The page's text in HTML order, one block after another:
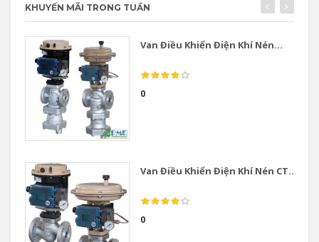
KHUYẾN MÃI TRONG TUẦN
Van Điều Khiển Điện Khí Nén...
0
Van Điều Khiển Điện Khí Nén CT...
0